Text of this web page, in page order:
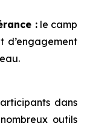
:le camp
d’engagement
dans
outils